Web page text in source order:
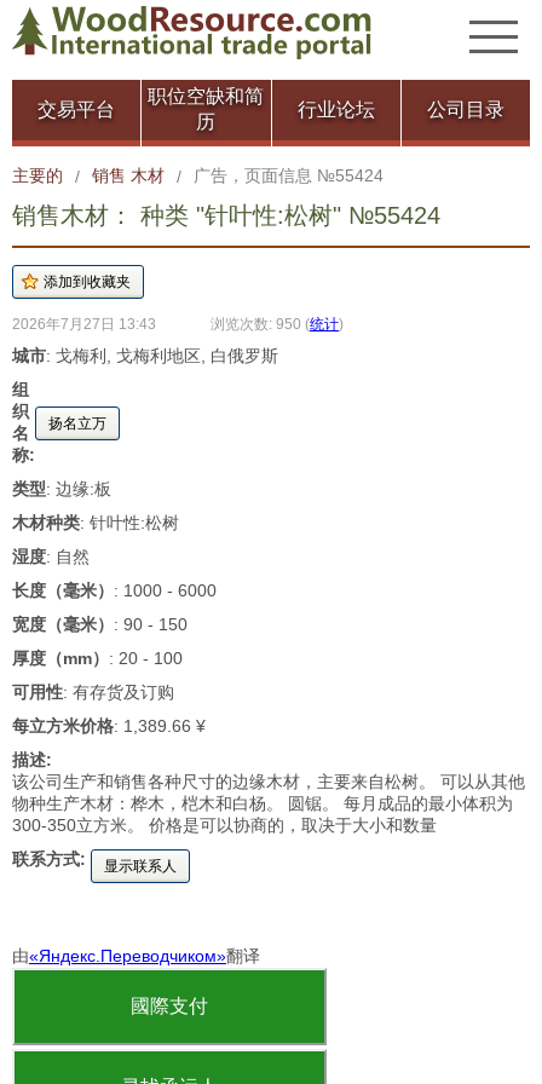
交易平台
职位空缺和简
历
行业论坛 公司目录
主要的 / 销售 木材 / 广告，页面信息 №55424
销售木材： 种类 "针叶性:松树" №55424
2026年7月27日 13:43 浏览次数: 950 (统计)
城市: 戈梅利, 戈梅利地区, 白俄罗斯
组
织
名
称:
扬名立万
类型: 边缘:板
木材种类: 针叶性:松树
湿度: 自然
长度（毫米） : 1000 - 6000
宽度（毫米） : 90 - 150
厚度（mm） : 20 - 100
可用性: 有存货及订购
每立方米价格: 1,389.66 ¥
描述:
该公司生产和销售各种尺寸的边缘木材，主要来自松树。 可以从其他
物种生产木材：桦木，桤木和白杨。 圆锯。 每月成品的最小体积为
300-350立方米。 价格是可以协商的，取决于大小和数量
联系方式:
显示联系人
由«Яндекс.Переводчиком»翻译
國際支付